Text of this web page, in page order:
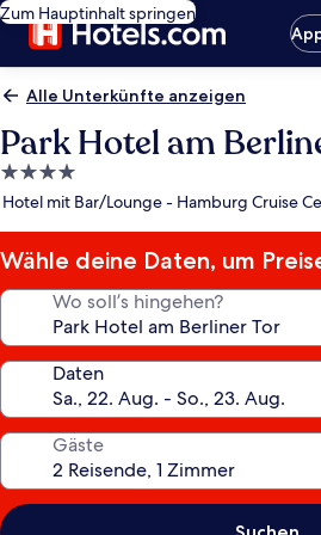
Zum Hauptinhalt springen
Alle Unterkünfte anzeigen
Park Hotel am
4.0-
Sterne-
Hotel mit Bar/Lounge - Hamburg Cruise
Wähle deine Daten, um
Wo soll’s hingehen?
Daten
Gäste